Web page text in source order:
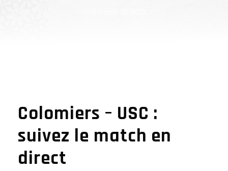
Colomiers – USC :
suivez le match en
direct